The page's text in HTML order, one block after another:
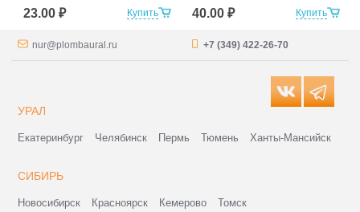
Купить
23.00 ₽ Купить
40.00 ₽
nur@plombaural.ru +7 (349) 422-26-70
УРАЛ
Екатеринбург Челябинск Пермь Тюмень Ханты-Мансийск
СИБИРЬ
Новосибирск Красноярск Кемерово Томск